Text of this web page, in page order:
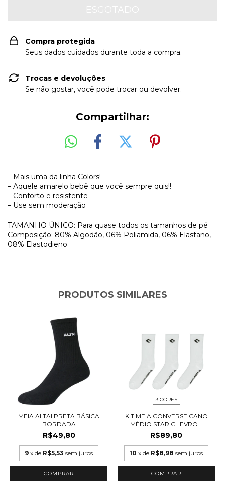
Compra protegida
Seus dados cuidados durante toda a compra.
Trocas e devoluções
Se não gostar, você pode trocar ou devolver.
Compartilhar:
– Mais uma da linha Colors!
– Aquele amarelo bebê que você sempre quis!!
– Conforto e resistente
– Use sem moderação
TAMANHO ÚNICO: Para quase todos os tamanhos de pé
Composição: 80% Algodão, 06% Poliamida, 06% Elastano,
08% Elastodieno
PRODUTOS SIMILARES
MEIA ALTAI PRETA BÁSICA
BORDADA
R$49,80
9 x de R$5,53 sem juros
COMPRAR
3 CORES
KIT MEIA CONVERSE CANO
MÉDIO STAR CHEVRO...
R$89,80
10 x de R$8,98 sem juros
COMPRAR